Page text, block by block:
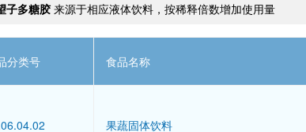
子多糖胶来源于相应液体饮料，按稀释倍数增加使用量
分类号 食品名称
果蔬固体饮料